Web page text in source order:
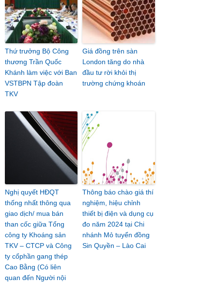
Thứ trưởng Bộ Công
thương Trần Quốc
Khánh làm việc với Ban
VSTBPN Tập đoàn
TKV
Giá đồng trên sàn
London tăng do nhà
đầu tư rời khỏi thị
trường chứng khoán
Nghị quyết HĐQT
thống nhất thông qua
giao dịch/ mua bán
than cốc giữa Tổng
công ty Khoáng sản
TKV – CTCP và Công
ty cổphần gang thép
Cao Bằng (Có liên
quan đến Người nội
Thông báo chào giá thí
nghiệm, hiệu chỉnh
thiết bị điện và dụng cụ
đo năm 2024 tại Chi
nhánh Mỏ tuyển đồng
Sin Quyền – Lào Cai